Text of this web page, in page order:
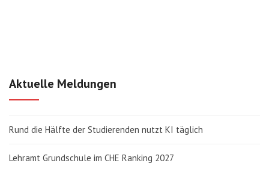
Aktuelle Meldungen
Rund die Hälfte der Studierenden nutzt KI täglich
Lehramt Grundschule im CHE Ranking 2027